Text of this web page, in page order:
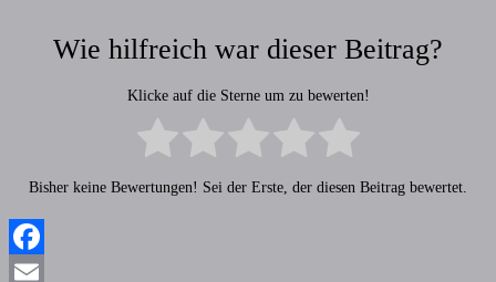
Wie hilfreich war dieser Beitrag?
Klicke auf die Sterne um zu bewerten!
Bisher keine Bewertungen! Sei der Erste, der diesen Beitrag bewertet.
Facebook